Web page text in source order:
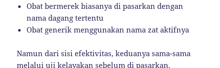
Obat bermerek biasanya di pasarkan dengan
nama dagang tertentu
Obat generik menggunakan nama zat aktifnya
Namun dari sisi efektivitas, keduanya sama-sama
melalui uji kelayakan sebelum di pasarkan.